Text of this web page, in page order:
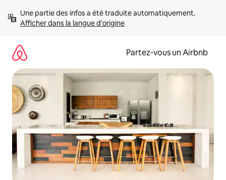
directement
Afficher dans la langue d'origine
Partez-vous un Airbnb